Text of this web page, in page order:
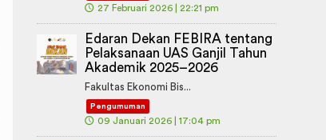
🕔 27 Februari 2026 | 22:21 pm
Edaran Dekan FEBIRA tentang
Pelaksanaan UAS Ganjil Tahun
Akademik 2025–2026
Fakultas Ekonomi Bis...
Pengumuman
🕔 09 Januari 2026 | 17:04 pm